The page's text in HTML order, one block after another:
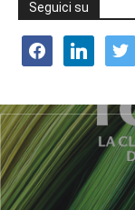
Seguici su
facebooklinkedin twitter